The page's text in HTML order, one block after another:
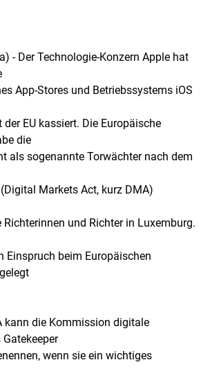
- Der Technologie-Konzern Apple hat
App-Stores und Betriebssystems iOS
der EU kassiert. Die Europäische
die
als sogenannte Torwächter nach dem
Markets Act, kurz DMA)
Richterinnen und Richter in Luxemburg.
Einspruch beim Europäischen
kann die Kommission digitale
wenn sie ein wichtiges